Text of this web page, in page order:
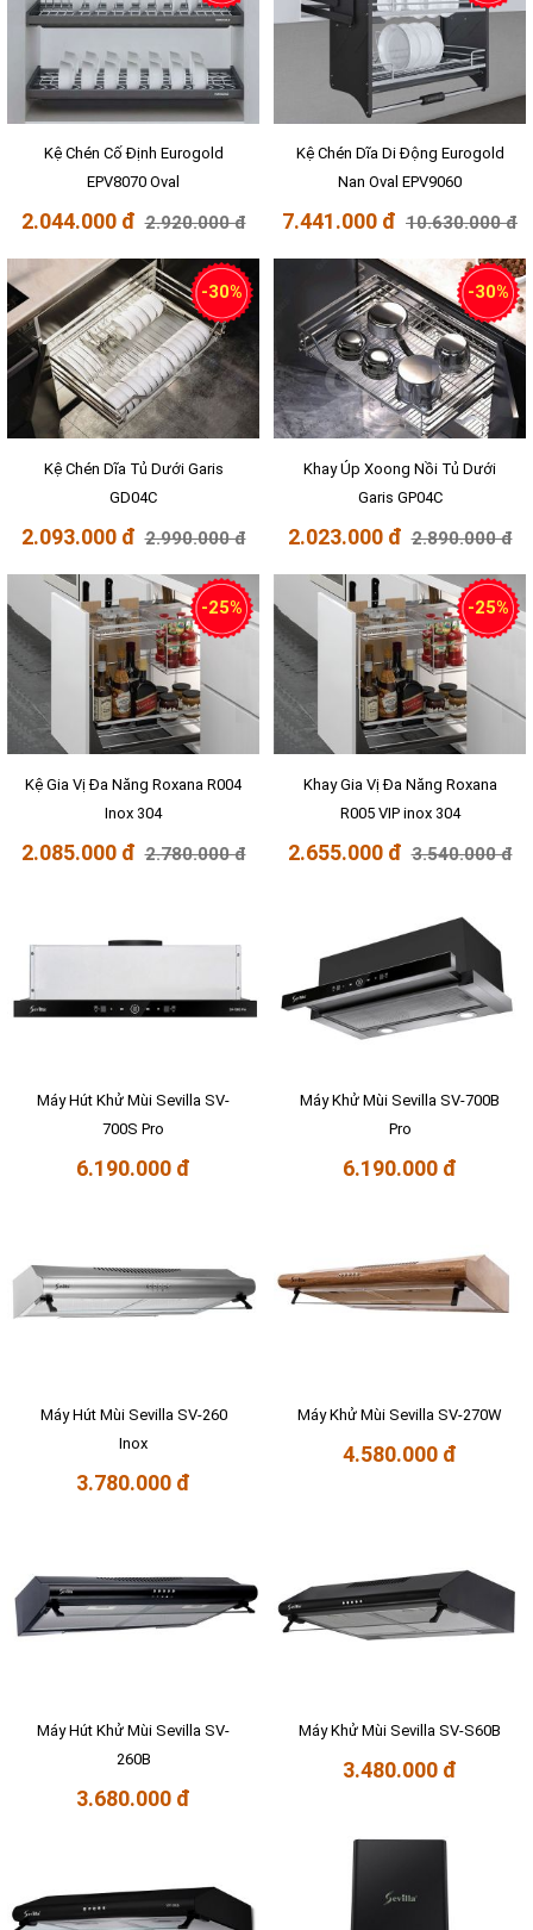
Kệ Chén Cố Định Eurogold
EPV8070 Oval
2.044.000 đ 2.920.000 đ
Kệ Chén Dĩa Di Động Eurogold
Nan Oval EPV9060
7.441.000 đ 10.630.000 đ
-30%
Kệ Chén Dĩa Tủ Dưới Garis
GD04C
2.093.000 đ 2.990.000 đ
-30%
Khay Úp Xoong Nồi Tủ Dưới
Garis GP04C
2.023.000 đ 2.890.000 đ
-25%
Kệ Gia Vị Đa Năng Roxana R004
Inox 304
2.085.000 đ 2.780.000 đ
-25%
Khay Gia Vị Đa Năng Roxana
R005 VIP inox 304
2.655.000 đ 3.540.000 đ
Máy Hút Khử Mùi Sevilla SV-
700S Pro
6.190.000 đ
Máy Khử Mùi Sevilla SV-700B
Pro
6.190.000 đ
Máy Hút Mùi Sevilla SV-260
Inox
3.780.000 đ
Máy Khử Mùi Sevilla SV-270W
4.580.000 đ
Máy Hút Khử Mùi Sevilla SV-
260B
3.680.000 đ
Máy Khử Mùi Sevilla SV-S60B
3.480.000 đ